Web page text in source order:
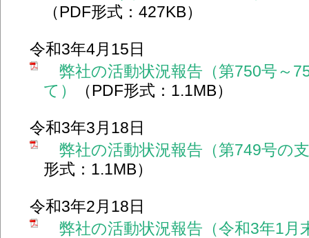
（PDF形式：427KB）
令和3年4月15日
弊社の活動状況報告（第750号～
て）
（PDF形式：1.1MB）
令和3年3月18日
弊社の活動状況報告（第749号の
形式：1.1MB）
令和3年2月18日
弊社の活動状況報告（令和3年1月